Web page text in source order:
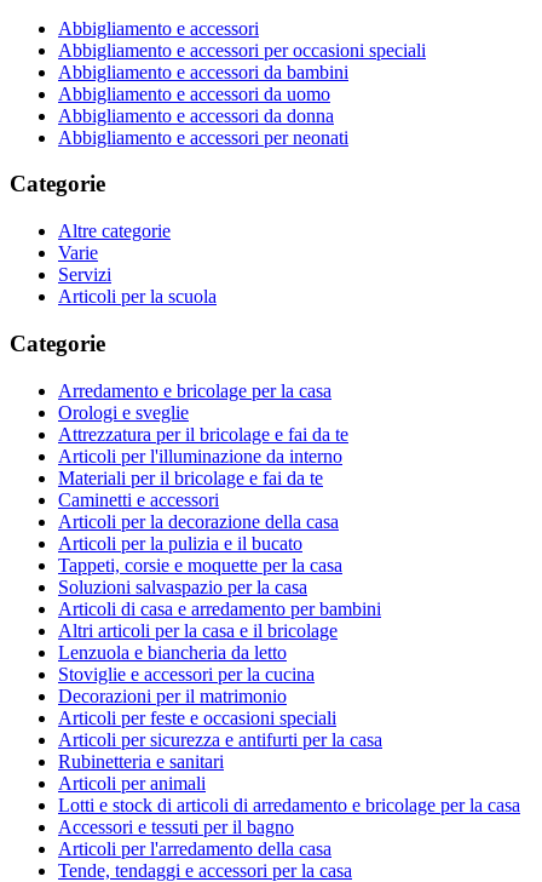
Abbigliamento e accessori
Abbigliamento e accessori per occasioni speciali
Abbigliamento e accessori da bambini
Abbigliamento e accessori da uomo
Abbigliamento e accessori da donna
Abbigliamento e accessori per neonati
Categorie
Altre categorie
Varie
Servizi
Articoli per la scuola
Categorie
Arredamento e bricolage per la casa
Orologi e sveglie
Attrezzatura per il bricolage e fai da te
Articoli per l'illuminazione da interno
Materiali per il bricolage e fai da te
Caminetti e accessori
Articoli per la decorazione della casa
Articoli per la pulizia e il bucato
Tappeti, corsie e moquette per la casa
Soluzioni salvaspazio per la casa
Articoli di casa e arredamento per bambini
Altri articoli per la casa e il bricolage
Lenzuola e biancheria da letto
Stoviglie e accessori per la cucina
Decorazioni per il matrimonio
Articoli per feste e occasioni speciali
Articoli per sicurezza e antifurti per la casa
Rubinetteria e sanitari
Articoli per animali
Lotti e stock di articoli di arredamento e bricolage per la casa
Accessori e tessuti per il bagno
Articoli per l'arredamento della casa
Tende, tendaggi e accessori per la casa